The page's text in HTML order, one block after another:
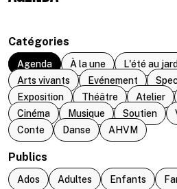
Catégories
Agenda À la une L'été au
Arts vivants
Evénement
Exposition
Théâtre Atelier
Cinéma
Musique Soutien
Conte
Danse AHVM
Publics
Ados Adultes Enfants